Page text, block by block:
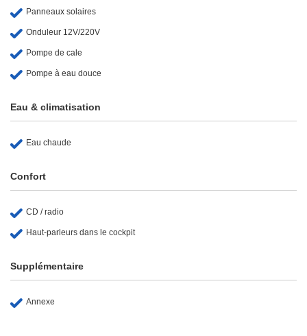
Panneaux solaires
Onduleur 12V/220V
Pompe de cale
Pompe à eau douce
Eau & climatisation
Eau chaude
Confort
CD / radio
Haut-parleurs dans le cockpit
Supplémentaire
Annexe